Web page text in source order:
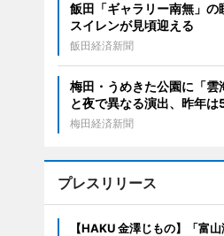
飯田「ギャラリー南無」
スイレンが見頃迎える
飯田経済新聞
梅田・うめきた公園に「
と夜で異なる演出、昨年
梅田経済新聞
プレスリリース
【HAKU 金澤じもの】「富